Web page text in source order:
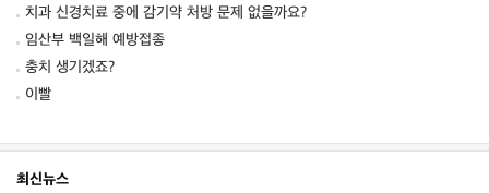
치과 신경치료 중에 감기약 처방 문제 없을까요?
임산부 백일해 예방접종
충치 생기겠죠?
이빨
최신뉴스